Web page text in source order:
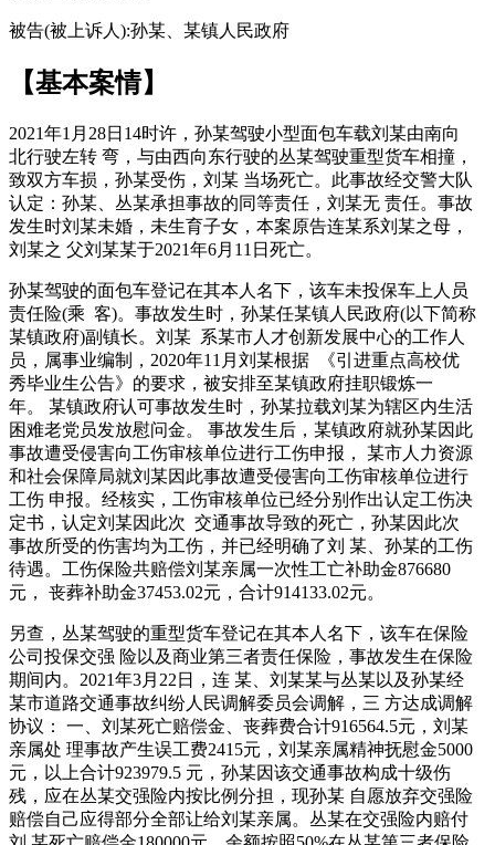
被告(被上诉人):孙某、某镇人民政府
【基本案情】
2021年1月28日14时许，孙某驾驶小型面包车载刘某由南向
北行驶左转 弯，与由西向东行驶的丛某驾驶重型货车相撞，
致双方车损，孙某受伤，刘某 当场死亡。此事故经交警大队
认定：孙某、丛某承担事故的同等责任，刘某无 责任。事故
发生时刘某未婚，未生育子女，本案原告连某系刘某之母，
刘某之 父刘某某于2021年6月11日死亡。
孙某驾驶的面包车登记在其本人名下，该车未投保车上人员
责任险(乘 客)。事故发生时，孙某任某镇人民政府(以下简称
某镇政府)副镇长。刘某 系某市人才创新发展中心的工作人
员，属事业编制，2020年11月刘某根据 《引进重点高校优
秀毕业生公告》的要求，被安排至某镇政府挂职锻炼一
年。 某镇政府认可事故发生时，孙某拉载刘某为辖区内生活
困难老党员发放慰问金。 事故发生后，某镇政府就孙某因此
事故遭受侵害向工伤审核单位进行工伤申报， 某市人力资源
和社会保障局就刘某因此事故遭受侵害向工伤审核单位进行
工伤 申报。经核实，工伤审核单位已经分别作出认定工伤决
定书，认定刘某因此次 交通事故导致的死亡，孙某因此次
事故所受的伤害均为工伤，并已经明确了刘 某、孙某的工伤
待遇。工伤保险共赔偿刘某亲属一次性工亡补助金876680
元， 丧葬补助金37453.02元，合计914133.02元。
另查，丛某驾驶的重型货车登记在其本人名下，该车在保险
公司投保交强 险以及商业第三者责任保险，事故发生在保险
期间内。2021年3月22日，连 某、刘某某与丛某以及孙某经
某市道路交通事故纠纷人民调解委员会调解，三 方达成调解
协议： 一、刘某死亡赔偿金、丧葬费合计916564.5元，刘某
亲属处 理事故产生误工费2415元，刘某亲属精神抚慰金5000
元，以上合计923979.5 元，孙某因该交通事故构成十级伤
残，应在丛某交强险内按比例分担，现孙某 自愿放弃交强险
赔偿自己应得部分全部让给刘某亲属。丛某在交强险内赔付